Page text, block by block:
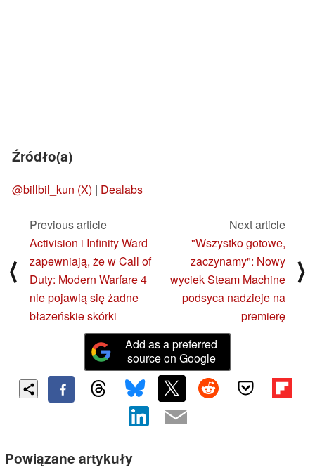
Źródło(a)
@billbil_kun (X) | Dealabs
⟨
Previous article
Activision i Infinity Ward
zapewniają, że w Call of
Duty: Modern Warfare 4
nie pojawią się żadne
błazeńskie skórki
Next article
"Wszystko gotowe,
zaczynamy": Nowy
wyciek Steam Machine
podsyca nadzieje na
premierę
⟩
Add as a preferred
source on Google
Powiązane artykuły